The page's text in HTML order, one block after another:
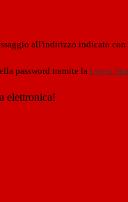
all'indirizzo indicato con
password tramite la Login
elettronica!